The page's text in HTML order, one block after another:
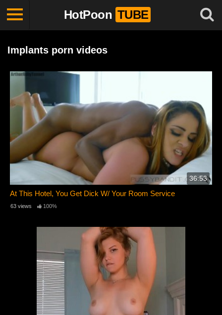
HotPoon TUBE
Implants porn videos
36:53
At This Hotel, You Get Dick W/ Your Room Service
63 views 100%